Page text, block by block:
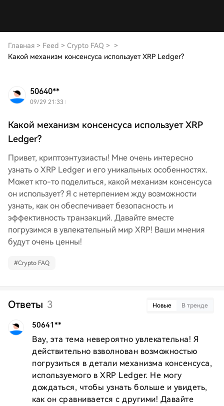
Главная > Feed > Crypto FAQ > >
Какой механизм консенсуса использует XRP Ledger?
50640**
09/29 21:33
Какой механизм консенсуса использует XRP
Ledger?
Привет, криптоэнтузиасты! Мне очень интересно
узнать о XRP Ledger и его уникальных особенностях.
Может кто-то поделиться, какой механизм консенсуса
он использует? Я с нетерпением жду возможности
узнать, как он обеспечивает безопасность и
эффективность транзакций. Давайте вместе
погрузимся в увлекательный мир XRP! Ваши мнения
будут очень ценны!
#Crypto FAQ
Ответы 3 Новые В тренде
50641**
Вау, эта тема невероятно увлекательна! Я
действительно взволнован возможностью
погрузиться в детали механизма консенсуса,
используемого в XRP Ledger. Не могу
дождаться, чтобы узнать больше и увидеть,
как он сравнивается с другими! Давайте